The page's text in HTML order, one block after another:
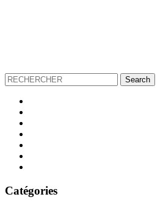
Catégories